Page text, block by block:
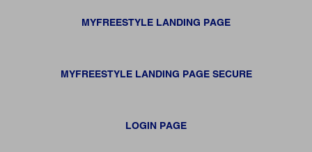
MYFREESTYLE LANDING PAGE
MYFREESTYLE LANDING PAGE SECURE
LOGIN PAGE